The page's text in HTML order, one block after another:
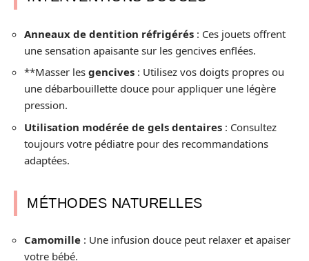
Anneaux de dentition réfrigérés : Ces jouets offrent
une sensation apaisante sur les gencives enflées.
**Masser les gencives : Utilisez vos doigts propres ou
une débarbouillette douce pour appliquer une légère
pression.
Utilisation modérée de gels dentaires : Consultez
toujours votre pédiatre pour des recommandations
adaptées.
MÉTHODES NATURELLES
Camomille : Une infusion douce peut relaxer et apaiser
votre bébé.